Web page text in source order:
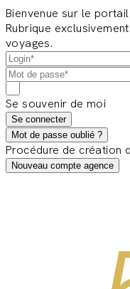
Bienvenue sur le
Rubrique
voyages.
Se souvenir de moi
Se connecter
Mot de passe oublié ?
Procédure de création
Nouveau compte agence